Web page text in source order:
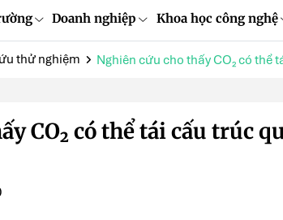
Doanh nghiệp Khoa học công nghệ
thử nghiệm Nghiên cứu cho thấy CO₂ có thể
CO₂ có thể tái cấu trúc